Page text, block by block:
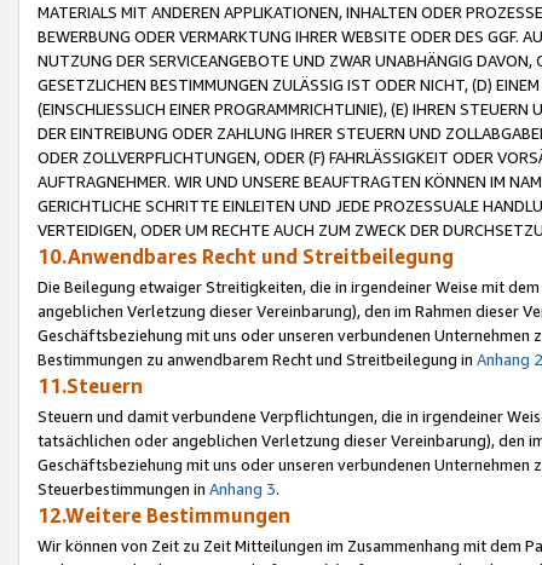
MATERIALS MIT ANDEREN APPLIKATIONEN, INHALTEN ODER
BEWERBUNG ODER VERMARKTUNG IHRER WEBSITE ODER DES GGF.
NUTZUNG DER SERVICEANGEBOTE UND ZWAR UNABHÄNGIG
GESETZLICHEN BESTIMMUNGEN ZULÄSSIG IST ODER NICHT, (D)
(EINSCHLIESSLICH EINER PROGRAMMRICHTLINIE), (E) IHREN
DER EINTREIBUNG ODER ZAHLUNG IHRER STEUERN UND
ODER ZOLLVERPFLICHTUNGEN, ODER (F) FAHRLÄSSIGKEIT ODER
AUFTRAGNEHMER. WIR UND UNSERE BEAUFTRAGTEN KÖNNEN IM
GERICHTLICHE SCHRITTE EINLEITEN UND JEDE PROZESSUALE
VERTEIDIGEN, ODER UM RECHTE AUCH ZUM ZWECK DER
10.Anwendbares Recht und Streitbeilegung
Die Beilegung etwaiger Streitigkeiten, die in irgendeiner Weise mit
angeblichen Verletzung dieser Vereinbarung), den im Rahmen dieser
Geschäftsbeziehung mit uns oder unseren verbundenen
Bestimmungen zu anwendbarem Recht und Streitbeilegung in Anhang 2
11.Steuern
Steuern und damit verbundene Verpflichtungen, die in irgendeiner
tatsächlichen oder angeblichen Verletzung dieser Vereinbarung), den
Geschäftsbeziehung mit uns oder unseren verbundenen
Steuerbestimmungen in Anhang 3.
12.Weitere Bestimmungen
Wir können von Zeit zu Zeit Mitteilungen im Zusammenhang mit dem